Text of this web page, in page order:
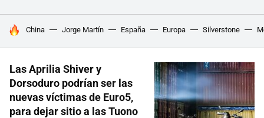
HOY SE HABLA DE
China Jorge Martín España Europa Silverstone
Las Aprilia Shiver y
Dorsoduro podrían ser las
nuevas víctimas de Euro5,
para dejar sitio a las Tuono